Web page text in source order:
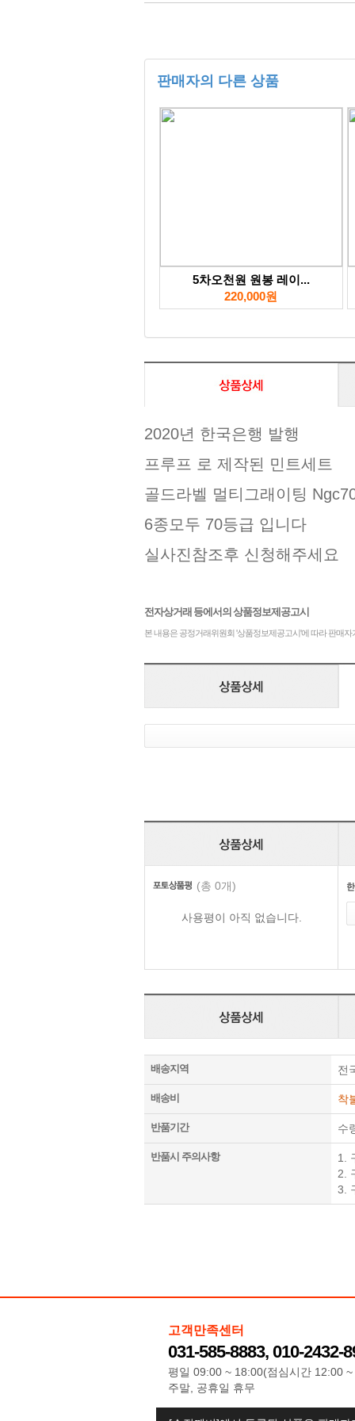
판매자의 다른 상품
5차오천원 원봉 레이...
220,000원
2020년 한국은행 발행
프루프 로 제작된 민트세트
골드라벨 멀티그래이팅
6종모두 70등급 입니다
실사진참조후 신청해주세요
전자상거래 등에서의 상품정보제공고시
본 내용은 공정거래위원회 '상품정보제공고시'에 따라 판매
(총 0개)
사용평이 아직 없습니다.
배송지역 전
배송비 착
반품기간 수
반품시 주의사항
1.
2.
3.
고객만족센터
031-585-8883, 010-2432-
평일 09:00 ~ 18:00(점심시간 12:00
주말, 공휴일 휴무